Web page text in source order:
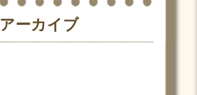
アーカイブ